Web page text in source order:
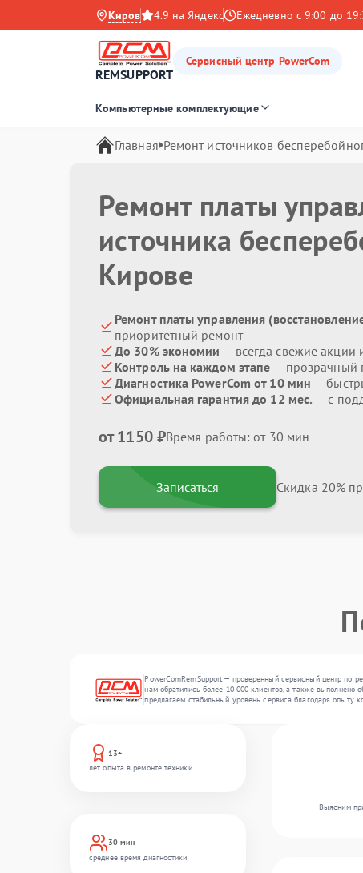
Киров 4.9 на Яндекс Ежедневно с 9:00 до
REMSUPPORT
Сервисный центр PowerCom
Компьютерные комплектующие
Главная Ремонт источников
Ремонт платы
источника
Кирове
Ремонт платы управления
приоритетный ремонт
До 30% экономии — всегда свежие акции
Контроль на каждом этапе — прозрачный
Диагностика PowerCom от 10 мин —
Официальная гарантия до 12 мес. — с
от 1150 ₽Время работы: от 30 мин
Записаться Скидка 20%
PowerComRemSupport — проверенный сервисный центр по
нам обратились более 10 000 клиентов, а также
предлагаем стабильный уровень сервиса благодаря опыту
13+
лет опыта в ремонте техники
30 мин
среднее время диагностики
Выясним